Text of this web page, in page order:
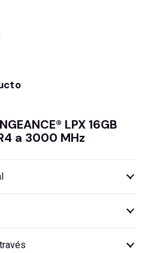
LPX 16GB
a 3000 MHz